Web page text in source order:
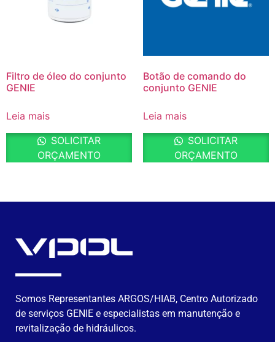
Filtro de óleo do conjunto
GENIE
Leia mais
SOLICITAR
ORÇAMENTO
Botão de comando do
conjunto GENIE
Leia mais
SOLICITAR
ORÇAMENTO
Somos Representantes ARGOS/HIAB, Centro Autorizado
de serviços GENIE e especialistas em manutenção e
revitalização de hidráulicos.